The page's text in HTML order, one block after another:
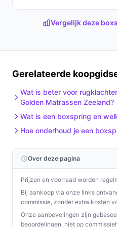
geleverd met topper en
maximaal belastbaar
controleer aanvullende
Controleer de
staat dat de stoffering
en ritsen van de topper en
verzorgingsadviezen in de
Wat is de belangrijkste
De trade-off is vaak tussen
met veel comfortlagen en
Kies dit type als je een
kies een compacter of
Vergelijk deze
Gerelateerde
Wat is beter voor
Golden Matrassen Zeeland?
Wat is een boxspring en
Hoe onderhoud je een
Over deze pagina
Prijzen en voorraad worden
Bij aankoop via onze links
commissie, zonder extra kosten
Onze aanbevelingen zijn
beoordelingen, niet op